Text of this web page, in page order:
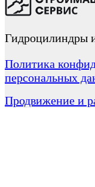
Гидроцилиндры
Политика
персональных
Продвижение и